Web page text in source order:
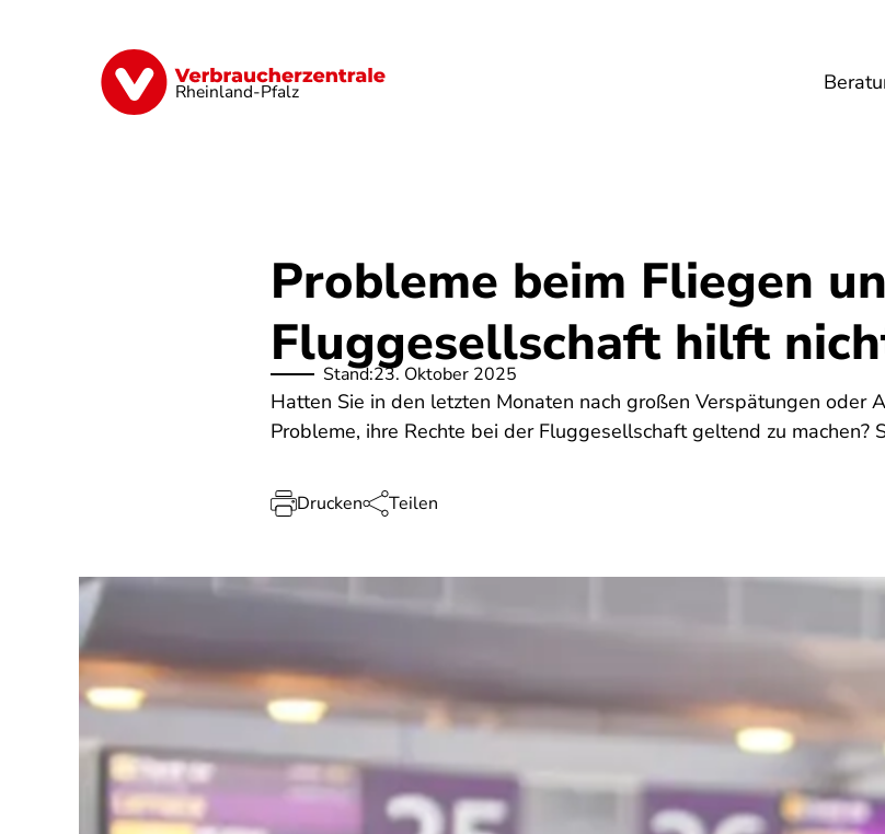
Rheinland-Pfalz
Digitales Finanzen & Versicherung
Probleme beim Fliegen
Fluggesellschaft hilft
Stand:23. Oktober 2025
Hatten Sie in den letzten Monaten nach großen Verspätungen oder
Probleme, ihre Rechte bei der Fluggesellschaft geltend zu machen?
Drucken Teilen